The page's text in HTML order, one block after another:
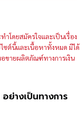
โดยสมัครใจและเป็นเรื่อง
ซต์นี้และเนื้อหาทั้งหมด มิได้
ขายผลิตภัณฑ์ทางการเงิน
ย่างเป็นทางการ